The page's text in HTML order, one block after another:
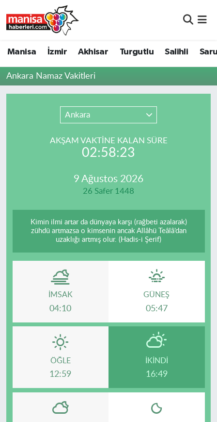
Manisa İzmir Akhisar Turgutlu Salihli
Ankara Namaz Vakitleri
Ankara
AKŞAM VAKTİNE KALAN SÜRE
02:58:23
9 Ağustos 2026
26 Safer 1448
Kimin ilmi artar da dünyaya karşı (rağbeti azalarak)
zühdü artmazsa o kimsenin ancak Allâhü Teâlâ’dan
uzaklığı artmış olur. (Hadis-i Şerif)
İMSAK
04:10
GÜNEŞ
05:47
ÖĞLE
12:59
İKINDI
16:49
Akhisar
Resmi İlanlar
Manisa Nöbetçi Eczaneler
Manisa Namaz Vakitleri
Manisa Trafik Yoğunluk Haritası
Süper Lig Puan Durumu ve Fikstür
Son Dakika Haberleri
Haber Arşivi